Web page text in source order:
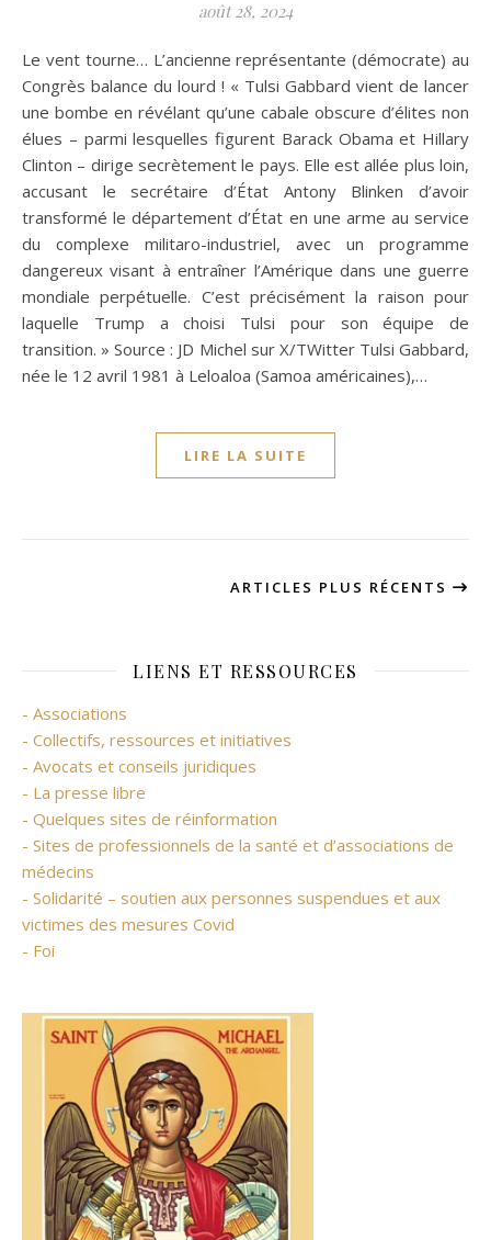
août 28, 2024
Le vent tourne… L’ancienne représentante (démocrate) au
Congrès balance du lourd ! « Tulsi Gabbard vient de lancer
une bombe en révélant qu’une cabale obscure d’élites non
élues – parmi lesquelles figurent Barack Obama et Hillary
Clinton – dirige secrètement le pays. Elle est allée plus loin,
accusant le secrétaire d’État Antony Blinken d’avoir
transformé le département d’État en une arme au service
du complexe militaro-industriel, avec un programme
dangereux visant à entraîner l’Amérique dans une guerre
mondiale perpétuelle. C’est précisément la raison pour
laquelle Trump a choisi Tulsi pour son équipe de
transition. » Source : JD Michel sur X/TWitter Tulsi Gabbard,
née le 12 avril 1981 à Leloaloa (Samoa américaines),…
LIRE LA SUITE
ARTICLES PLUS RÉCENTS
LIENS ET RESSOURCES
- Associations
- Collectifs, ressources et initiatives
- Avocats et conseils juridiques
- La presse libre
- Quelques sites de réinformation
- Sites de professionnels de la santé et d’associations de
médecins
- Solidarité – soutien aux personnes suspendues et aux
victimes des mesures Covid
- Foi